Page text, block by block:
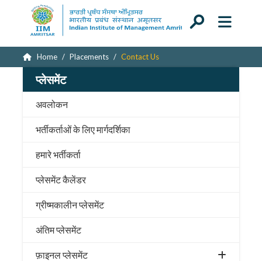
Home Placements Contact Us
प्लेसमेंट
अवलोकन
भर्तीकर्ताओं के लिए मार्गदर्शिका
हमारे भर्तीकर्ता
प्लेसमेंट कैलेंडर
ग्रीष्मकालीन प्लेसमेंट
अंतिम प्लेसमेंट
फ़ाइनल प्लेसमेंट